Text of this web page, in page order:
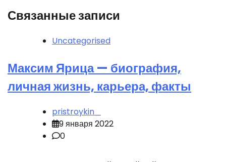
Связанные записи
Uncategorised
Максим Ярица — биография,
личная жизнь, карьера, факты
pristroykin_
9 января 2022
0